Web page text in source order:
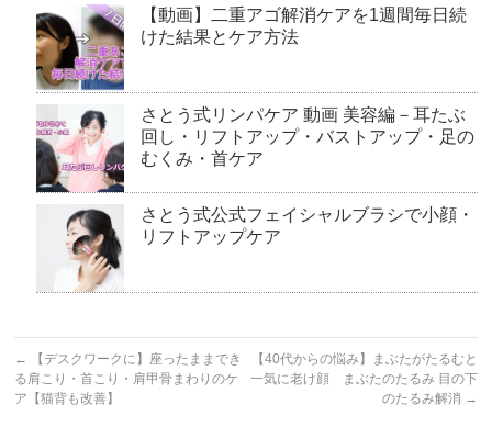
【動画】二重アゴ解消ケアを1週間毎日続
けた結果とケア方法
さとう式リンパケア 動画 美容編－耳たぶ
回し・リフトアップ・バストアップ・足の
むくみ・首ケア
さとう式公式フェイシャルブラシで小顔・
リフトアップケア
←
【デスクワークに】座ったままでき
る肩こり・首こり・肩甲骨まわりのケ
ア【猫背も改善】
【40代からの悩み】まぶたがたるむと
一気に老け顔 まぶたのたるみ 目の下
のたるみ解消 →